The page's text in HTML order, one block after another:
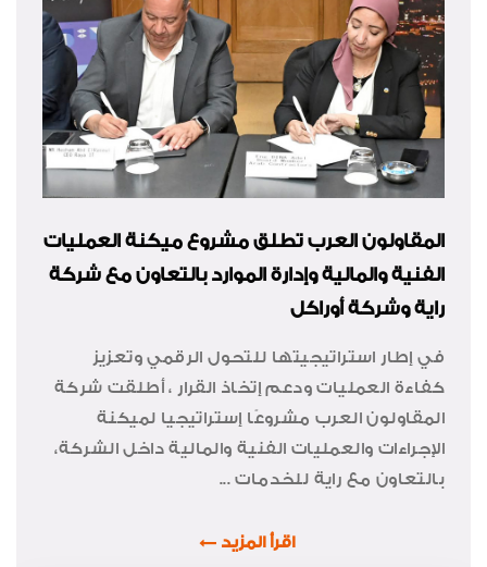
المقاولون العرب تطلق مشروع ميكنة العمليات
الفنية والمالية وإدارة الموارد بالتعاون مع شركة
راية وشركة أوراكل
في إطار استراتيجيتها للتحول الرقمي وتعزيز
كفاءة العمليات ودعم إتخاذ القرار ، أطلقت شركة
المقاولون العرب مشروعًا إستراتيجيا لميكنة
الإجراءات والعمليات الفنية والمالية داخل الشركة،
بالتعاون مع راية للخدمات ...
اقرأ المزيد